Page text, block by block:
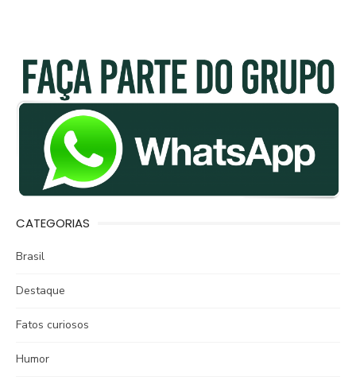
CATEGORIAS
Brasil
Destaque
Fatos curiosos
Humor